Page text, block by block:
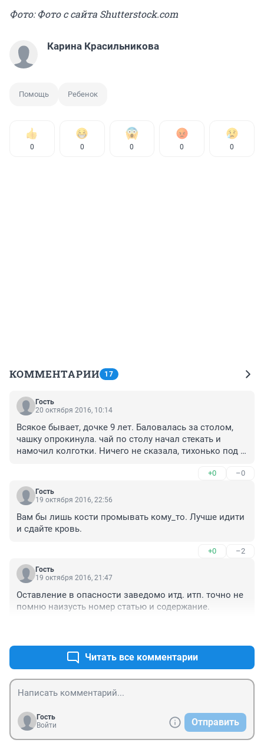
Фото: Фото с сайта Shutterstock.com
Карина Красильникова
Помощь Ребенок
0 0 0 0 0
КОММЕНТАРИИ 17
Гость
20 октября 2016, 10:14
Всякое бывает, дочке 9 лет. Баловалась за столом,
чашку опрокинула. чай по столу начал стекать и
намочил колготки. Ничего не сказала, тихонько под
пузырь образовался и лопнул,долго лечили. шрам
остался
+0 –0
Гость
19 октября 2016, 22:56
Вам бы лишь кости промывать кому_то. Лучше идити
и сдайте кровь.
+0 –2
Гость
19 октября 2016, 21:47
Оставление в опасности заведомо итд. итп. точно не
помню наизусть номер статью и содержание.
Читать все комментарии
Гость
Войти
Отправить